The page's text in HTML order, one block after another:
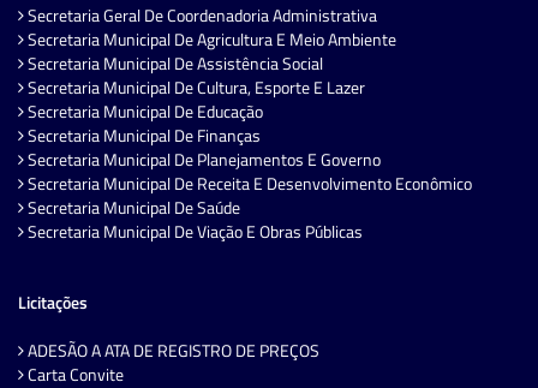
Secretaria Geral De Coordenadoria Administrativa
Secretaria Municipal De Agricultura E Meio Ambiente
Secretaria Municipal De Assistência Social
Secretaria Municipal De Cultura, Esporte E Lazer
Secretaria Municipal De Educação
Secretaria Municipal De Finanças
Secretaria Municipal De Planejamentos E Governo
Secretaria Municipal De Receita E Desenvolvimento Econômico
Secretaria Municipal De Saúde
Secretaria Municipal De Viação E Obras Públicas
Licitações
ADESÃO A ATA DE REGISTRO DE PREÇOS
Carta Convite